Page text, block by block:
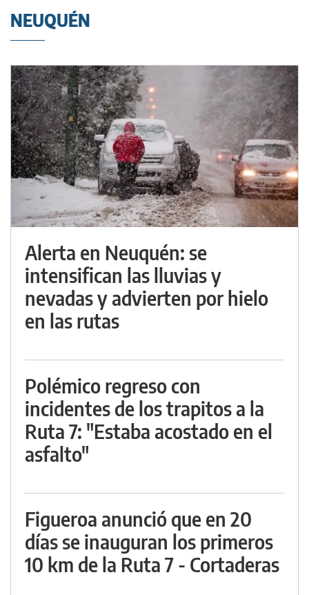
NEUQUÉN
Alerta en Neuquén: se
intensifican las lluvias y
nevadas y advierten por hielo
en las rutas
Polémico regreso con
incidentes de los trapitos a la
Ruta 7: "Estaba acostado en el
asfalto"
Figueroa anunció que en 20
días se inauguran los primeros
10 km de la Ruta 7 - Cortaderas